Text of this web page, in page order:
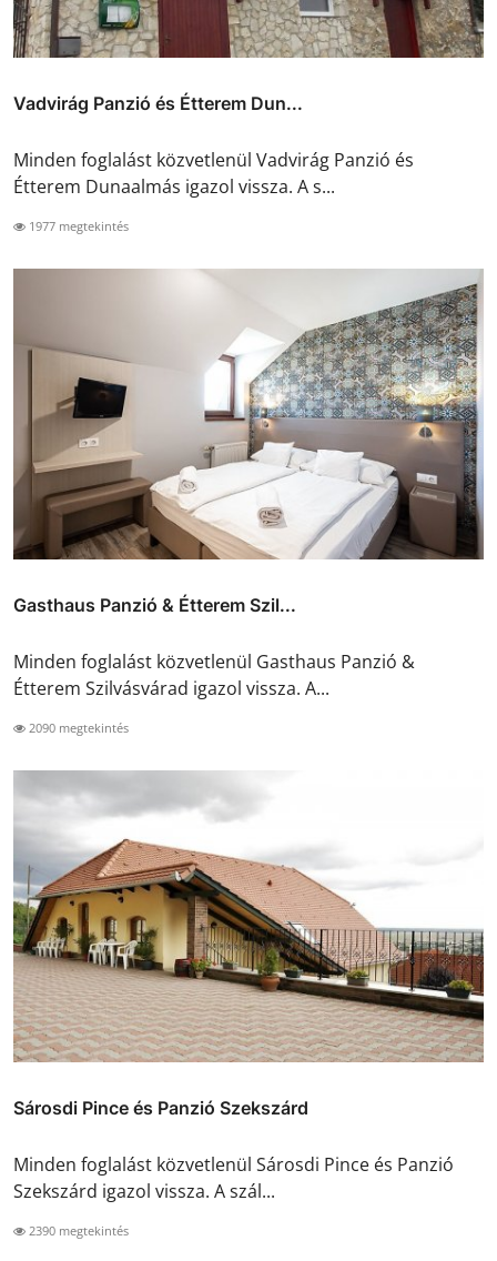
Vadvirág Panzió és Étterem Dun...
Minden foglalást közvetlenül Vadvirág Panzió és
Étterem Dunaalmás igazol vissza. A s...
1977 megtekintés
Gasthaus Panzió & Étterem Szil...
Minden foglalást közvetlenül Gasthaus Panzió &
Étterem Szilvásvárad igazol vissza. A...
2090 megtekintés
Sárosdi Pince és Panzió Szekszárd
Minden foglalást közvetlenül Sárosdi Pince és Panzió
Szekszárd igazol vissza. A szál...
2390 megtekintés